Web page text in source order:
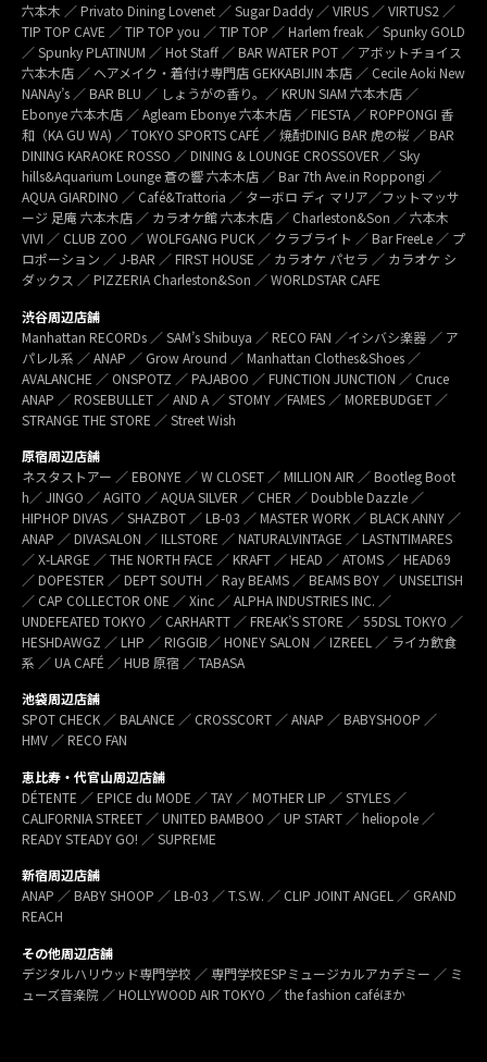
六本木 ／ Privato Dining Lovenet ／ Sugar Daddy ／ VIRUS ／ VIRTUS2 ／
TIP TOP CAVE ／ TIP TOP you ／ TIP TOP ／ Harlem freak ／ Spunky GOLD
／ Spunky PLATINUM ／ Hot Staff ／ BAR WATER POT ／ アボットチョイス
六本木店 ／ ヘアメイク・着付け専門店 GEKKABIJIN 本店 ／ Cecile Aoki New
NANAy’s ／ BAR BLU ／ しょうがの香り。／ KRUN SIAM 六本木店 ／
Ebonye 六本木店 ／ Agleam Ebonye 六本木店 ／ FIESTA ／ ROPPONGI 香
和（KA GU WA) ／ TOKYO SPORTS CAFÉ ／ 焼酎DINIG BAR 虎の桜 ／ BAR
DINING KARAOKE ROSSO ／ DINING & LOUNGE CROSSOVER ／ Sky
hills&Aquarium Lounge 蒼の響 六本木店 ／ Bar 7th Ave.in Roppongi ／
AQUA GIARDINO ／ Café&Trattoria ／ ターボロ ディ マリア／フットマッサ
ージ 足庵 六本木店 ／ カラオケ館 六本木店 ／ Charleston&Son ／ 六本木
VIVI ／ CLUB ZOO ／ WOLFGANG PUCK ／ クラブライト ／ Bar FreeLe ／ プ
ロポーション ／ J-BAR ／ FIRST HOUSE ／ カラオケ パセラ ／ カラオケ シ
ダックス ／ PIZZERIA Charleston&Son ／ WORLDSTAR CAFE
渋谷周辺店舗
Manhattan RECORDs ／ SAM’s Shibuya ／ RECO FAN ／イシバシ楽器 ／ ア
パレル系 ／ ANAP ／ Grow Around ／ Manhattan Clothes&Shoes ／
AVALANCHE ／ ONSPOTZ ／ PAJABOO ／ FUNCTION JUNCTION ／ Cruce
ANAP ／ ROSEBULLET ／ AND A ／ STOMY ／FAMES ／ MOREBUDGET ／
STRANGE THE STORE ／ Street Wish
原宿周辺店舗
ネスタストアー ／ EBONYE ／ W CLOSET ／ MILLION AIR ／ Bootleg Boot
h／ JINGO ／ AGITO ／ AQUA SILVER ／ CHER ／ Doubble Dazzle ／
HIPHOP DIVAS ／ SHAZBOT ／ LB-03 ／ MASTER WORK ／ BLACK ANNY ／
ANAP ／ DIVASALON ／ ILLSTORE ／ NATURALVINTAGE ／ LASTNTIMARES
／ X-LARGE ／ THE NORTH FACE ／ KRAFT ／ HEAD ／ ATOMS ／ HEAD69
／ DOPESTER ／ DEPT SOUTH ／ Ray BEAMS ／ BEAMS BOY ／ UNSELTISH
／ CAP COLLECTOR ONE ／ Xinc ／ ALPHA INDUSTRIES INC. ／
UNDEFEATED TOKYO ／ CARHARTT ／ FREAK’S STORE ／ 55DSL TOKYO ／
HESHDAWGZ ／ LHP ／ RIGGIB／ HONEY SALON ／ IZREEL ／ ライカ飲食
系 ／ UA CAFÉ ／ HUB 原宿 ／ TABASA
池袋周辺店舗
SPOT CHECK ／ BALANCE ／ CROSSCORT ／ ANAP ／ BABYSHOOP ／
HMV ／ RECO FAN
恵比寿・代官山周辺店舗
DÉTENTE ／ EPICE du MODE ／ TAY ／ MOTHER LIP ／ STYLES ／
CALIFORNIA STREET ／ UNITED BAMBOO ／ UP START ／ heliopole ／
READY STEADY GO! ／ SUPREME
新宿周辺店舗
ANAP ／ BABY SHOOP ／ LB-03 ／ T.S.W. ／ CLIP JOINT ANGEL ／ GRAND
REACH
その他周辺店舗
デジタルハリウッド専門学校 ／ 専門学校ESPミュージカルアカデミー ／ ミ
ューズ音楽院 ／ HOLLYWOOD AIR TOKYO ／ the fashion caféほか